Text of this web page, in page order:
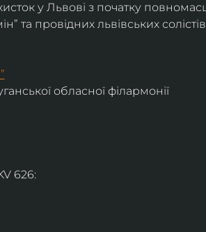
у Львові з початку
та провідних львівських
обласної філармонії
626: